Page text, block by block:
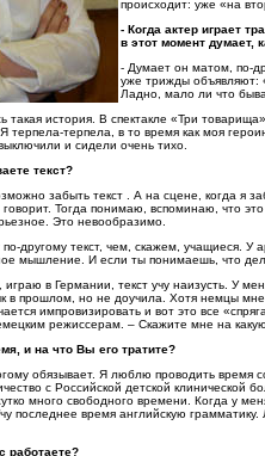
происходит: уже «на
- Когда актер играет
в этот момент думает,
- Думает он матом, по-
уже трижды объявляют:
Ладно, мало ли что
история. В спектакле «Три
терпела-терпела, в то время как моя
и сидели очень тихо.
текст?
забыть текст . А на сцене, когда я
Тогда понимаю, вспоминаю, что
Это невообразимо.
другому текст, чем, скажем, учащиеся. У
мышление. И если ты понимаешь, что
в Германии, текст учу наизусть. У
в прошлом, но не доучила. Хотя немцы
импровизировать и вот это все
режиссерам. – Скажите мне на
и на что Вы его тратите?
обязывает. Я люблю проводить время
с Российской детской клинической
много свободного времени. Когда у
последнее время английскую
работаете?